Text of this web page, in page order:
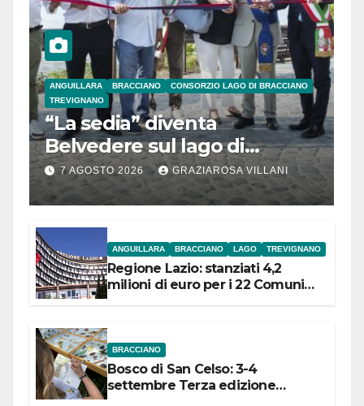
ANGUILLARA BRACCIANO
CONSORZIO LAGO DI BRACCIANO
TREVIGNANO
“La sedia” diventa
Belvedere sul lago di
Bracciano: ieri
l’inaugurazione
7 AGOSTO 2026 GRAZIAROSA VILLANI
ANGUILLARA BRACCIANO LAGO TREVIGNANO
Regione Lazio: stanziati 4,2
milioni di euro per i 22 Comuni
BRACCIANO
Bosco di San Celso: 3-4
settembre Terza edizione